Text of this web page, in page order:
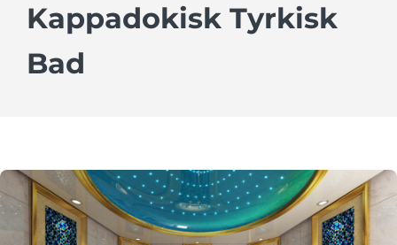
Kappadokisk Tyrkisk
Bad